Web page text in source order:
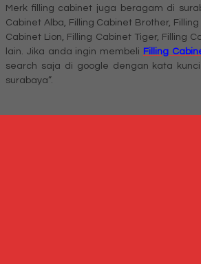
Merk filling cabinet juga beragam di
Cabinet Alba, Filling Cabinet Brother,
Cabinet Lion, Filling Cabinet Tiger, Filling
lain. Jika anda ingin membeli Filling
search saja di google dengan kata
surabaya”.